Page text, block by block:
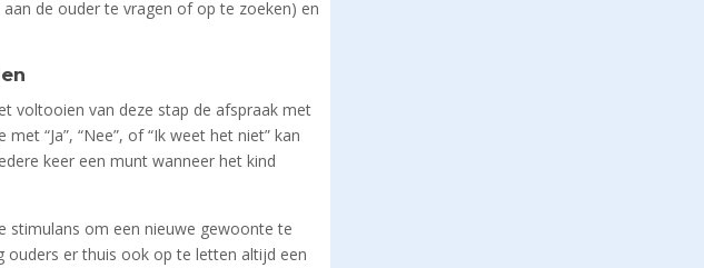
de ouder te vragen of op te zoeken) en
voltooien van deze stap de afspraak met
“Ja”, “Nee”, of “Ik weet het niet” kan
keer een munt wanneer het kind
stimulans om een nieuwe gewoonte te
ouders er thuis ook op te letten altijd een